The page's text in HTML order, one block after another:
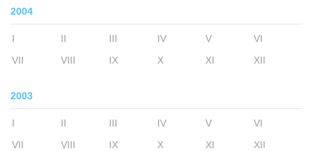
2004
I II III IV V
VI
VII
VIII IX X XI XII
2003
I II III IV V
VI
VII
VIII IX X XI XII